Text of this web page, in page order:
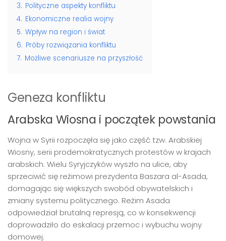
3. Polityczne aspekty konfliktu
4. Ekonomiczne realia wojny
5. Wpływ na region i świat
6. Próby rozwiązania konfliktu
7. Możliwe scenariusze na przyszłość
Geneza konfliktu
Arabska Wiosna i początek powstania
Wojna w Syrii rozpoczęła się jako część tzw. Arabskiej
Wiosny, serii prodemokratycznych protestów w krajach
arabskich. Wielu Syryjczyków wyszło na ulice, aby
sprzeciwić się reżimowi prezydenta Baszara al-Asada,
domagając się większych swobód obywatelskich i
zmiany systemu politycznego. Reżim Asada
odpowiedział brutalną represją, co w konsekwencji
doprowadziło do eskalacji przemoc i wybuchu wojny
domowej.